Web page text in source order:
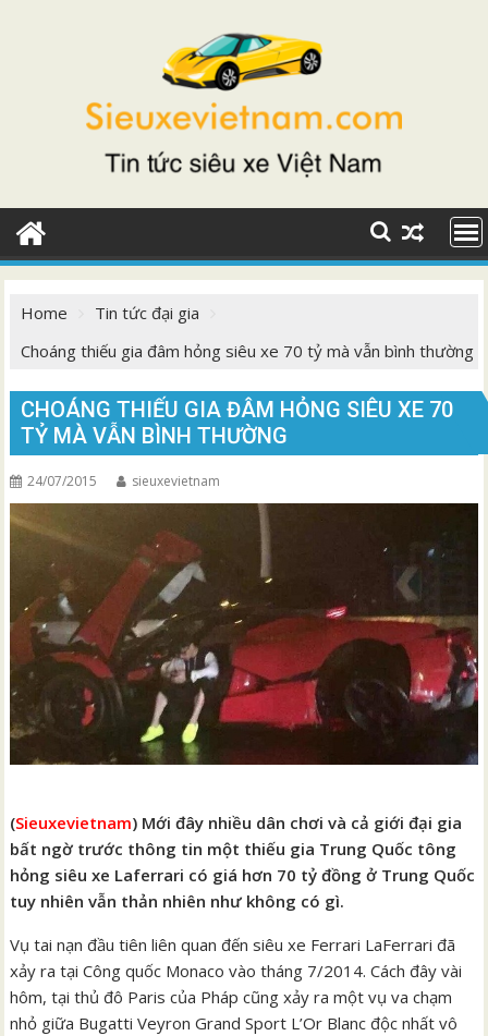
Home
Tin tức đại gia
Choáng thiếu gia đâm hỏng siêu xe 70 tỷ mà vẫn bình thường
CHOÁNG THIẾU GIA ĐÂM HỎNG SIÊU XE 70
TỶ MÀ VẪN BÌNH THƯỜNG
24/07/2015 sieuxevietnam
(Sieuxevietnam) Mới đây nhiều dân chơi và cả giới đại gia
bất ngờ trước thông tin một thiếu gia Trung Quốc tông
hỏng siêu xe Laferrari có giá hơn 70 tỷ đồng ở Trung Quốc
tuy nhiên vẫn thản nhiên như không có gì.
Vụ tai nạn đầu tiên liên quan đến siêu xe Ferrari LaFerrari đã
xảy ra tại Công quốc Monaco vào tháng 7/2014. Cách đây vài
hôm, tại thủ đô Paris của Pháp cũng xảy ra một vụ va chạm
nhỏ giữa Bugatti Veyron Grand Sport L’Or Blanc độc nhất vô